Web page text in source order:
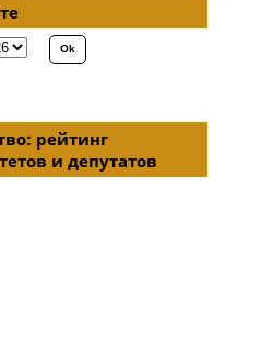
рейтинг
и депутатов